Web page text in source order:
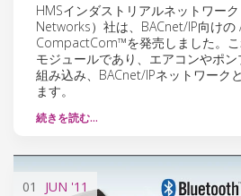
HMSインダストリアルネットワー
Networks）社は、BACnet/IP向けの
CompactCom™を発売しました。
モジュールであり、エアコンやポ
組み込み、BACnet/IPネットワーク
ます。
続きを読む…
01 JUN '11